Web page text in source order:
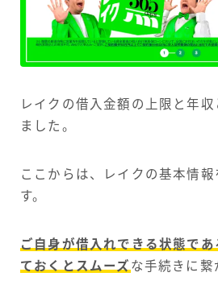
レイクの借入金額の上限と年
ました。
ここからは、レイクの基本情報
す。
ご自身が借入れできる状態で
ておくとスムーズ な手続きに繋